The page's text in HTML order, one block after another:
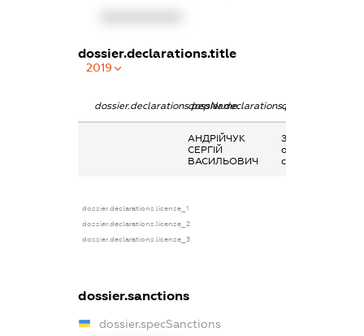
dossier.declarations.title
2019
dossier.declarations.pepNamedossier.declarations.personName
АНДРІЙЧУК
СЕРГІЙ
ВАСИЛЬОВИЧ
Заробітна плата
отримана за
сумісництвом
dossier.declarations.license_1
dossier.declarations.license_2
dossier.declarations.license_3
dossier.sanctions
dossier.specSanctions